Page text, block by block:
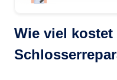
Wie viel kostet